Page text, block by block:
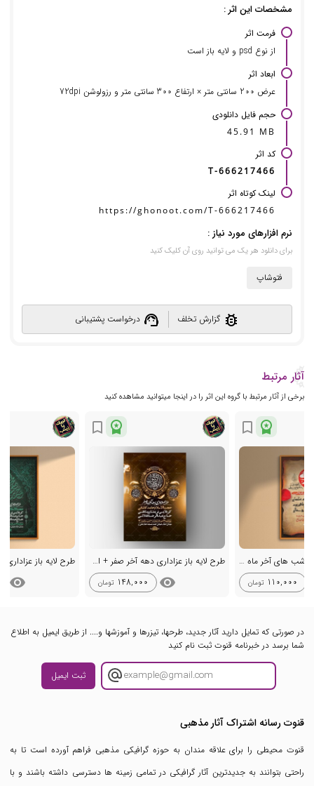
مشخصات این اثر :
فرمت اثر
از نوع psd و لایه باز است
ابعاد اثر
عرض 200 سانتی متر × ارتفاع 300 سانتی متر و رزولوشن 72dpi
حجم فایل دانلودی
45.91 MB
کد اثر
T-666217466
لینک کوتاه اثر
https://ghonoot.com/T-666217466
نرم افزارهای مورد نیاز :
برای دانلود هر یک می توانید روی آن کلیک کنید
فتوشاپ
bug_report گزارش تخلف support_agent درخواست پشتیبانی
آثار مرتبط
برخی از آثار مرتبط با گروه این اثر را در اینجا میتوانید مشاهده کنید
workspace_premium
bookmark_border
طرح لایه باز اطلاعیه شب های آخر ماه صفر
110,000 تومان
workspace_premium
bookmark_border
طرح لایه باز عزاداری دهه آخر صفر + استوری
visibility
148,000 تومان visibility
در صورتی که تمایل دارید آثار جدید، طرحها، تیزرها و آموزشها و.... از طریق ایمیل به اطلاع
شما برسد در خبرنامه قنوت ثبت نام کنید
ثبت ایمیل
قنوت رسانه اشتراک آثار مذهبی
قنوت محیطی را برای علاقه مندان به حوزه گرافیکی مذهبی فراهم آورده است تا به
راحتی بتوانند به جدیدترین آثار گرافیکی در تمامی زمینه ها دسترسی داشته باشند و با